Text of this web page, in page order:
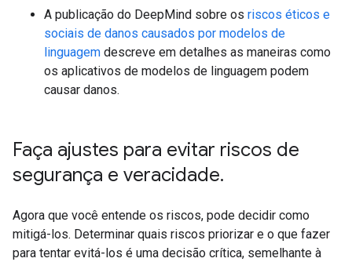
A publicação do DeepMind sobre os riscos éticos e
sociais de danos causados por modelos de
linguagem descreve em detalhes as maneiras como
os aplicativos de modelos de linguagem podem
causar danos.
Faça ajustes para evitar riscos de
segurança e veracidade.
Agora que você entende os riscos, pode decidir como
mitigá-los. Determinar quais riscos priorizar e o que fazer
para tentar evitá-los é uma decisão crítica, semelhante à